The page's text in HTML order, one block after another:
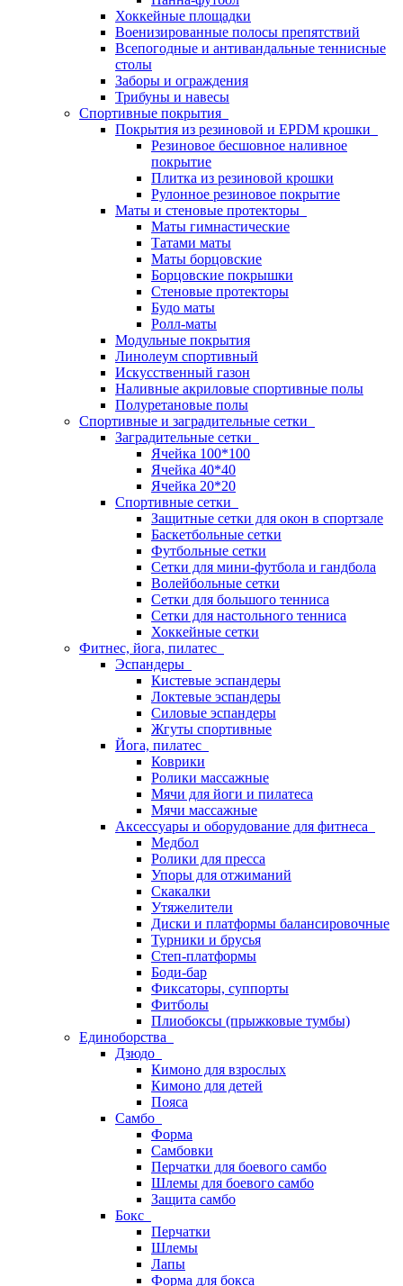
Хоккейные площадки
Военизированные полосы препятствий
Всепогодные и антивандальные теннисные
столы
Заборы и ограждения
Трибуны и навесы
Спортивные покрытия
Покрытия из резиновой и EPDM крошки
Резиновое бесшовное наливное
покрытие
Плитка из резиновой крошки
Рулонное резиновое покрытие
Маты и стеновые протекторы
Маты гимнастические
Татами маты
Маты борцовские
Борцовские покрышки
Стеновые протекторы
Будо маты
Ролл-маты
Модульные покрытия
Линолеум спортивный
Искусственный газон
Наливные акриловые спортивные полы
Полуретановые полы
Спортивные и заградительные сетки
Заградительные сетки
Ячейка 100*100
Ячейка 40*40
Ячейка 20*20
Спортивные сетки
Защитные сетки для окон в спортзале
Баскетбольные сетки
Футбольные сетки
Сетки для мини-футбола и гандбола
Волейбольные сетки
Сетки для большого тенниса
Сетки для настольного тенниса
Хоккейные сетки
Фитнес, йога, пилатес
Эспандеры
Кистевые эспандеры
Локтевые эспандеры
Силовые эспандеры
Жгуты спортивные
Йога, пилатес
Коврики
Ролики массажные
Мячи для йоги и пилатеса
Мячи массажные
Аксессуары и оборудование для фитнеса
Медбол
Ролики для пресса
Упоры для отжиманий
Скакалки
Утяжелители
Диски и платформы балансировочные
Турники и брусья
Степ-платформы
Боди-бар
Фиксаторы, суппорты
Фитболы
Плиобоксы (прыжковые тумбы)
Единоборства
Дзюдо
Кимоно для взрослых
Кимоно для детей
Пояса
Самбо
Форма
Самбовки
Перчатки для боевого самбо
Шлемы для боевого самбо
Защита самбо
Бокс
Перчатки
Шлемы
Лапы
Форма для бокса